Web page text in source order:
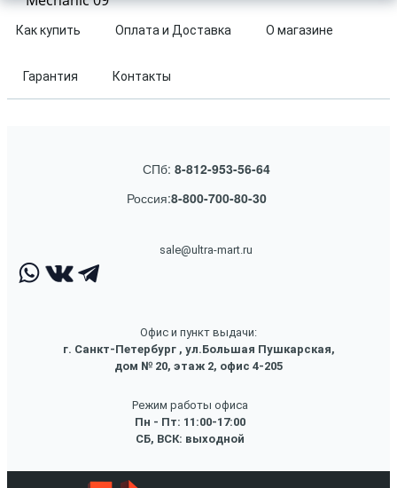
Как купить Оплата и Доставка О магазине
Гарантия Контакты
СПб: 8-812-953-56-64
Россия:8-800-700-80-30
sale@ultra-mart.ru
Офис и пункт выдачи:
г. Санкт-Петербург , ул.Большая Пушкарская,
дом № 20, этаж 2, офис 4-205
Режим работы офиса
Пн - Пт: 11:00-17:00
СБ, ВСК: выходной